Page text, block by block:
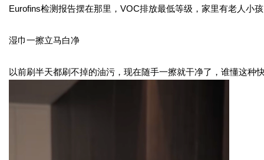
Eurofins检测报告摆在那里， VOC排放最低等级，家里有老人小
湿巾一擦立马白净
以前刷半天都刷不掉的油污，现在随手一擦就干净了，谁懂这种